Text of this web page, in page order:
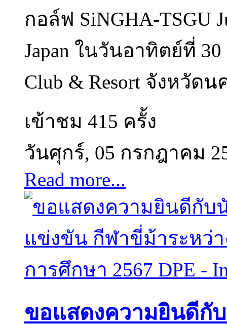
กอล์ฟ SiNGHA-TSGU
Japan ในวันอาทิตย์ที่
Club & Resort จังหวัด
เข้าชม 415 ครั้ง
วันศุกร์, 05 กรกฎาคม
Read more...
ขอแสดงความยินดีกับ